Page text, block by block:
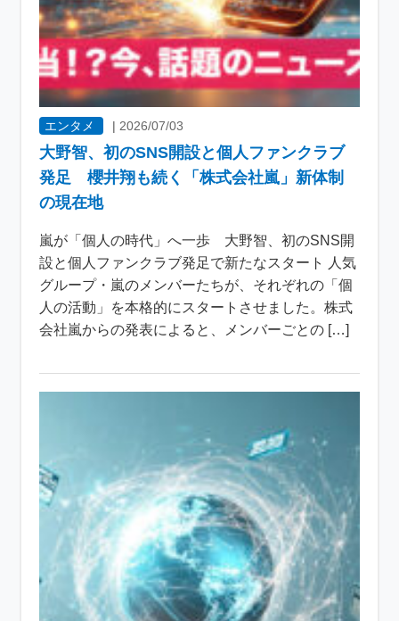
エンタメ |2026/07/03
大野智、初のSNS開設と個人ファンクラブ
発足 櫻井翔も続く「株式会社嵐」新体制
の現在地
嵐が「個人の時代」へ一歩 大野智、初のSNS開
設と個人ファンクラブ発足で新たなスタート 人気
グループ・嵐のメンバーたちが、それぞれの「個
人の活動」を本格的にスタートさせました。株式
会社嵐からの発表によると、メンバーごとの […]